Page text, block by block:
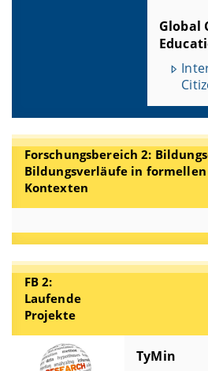
Global
Forschungsbereich 2:
Bildungsverläufe in
Kontexten
FB 2:
Laufende
Projekte
TyMin